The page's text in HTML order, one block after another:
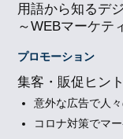
用語から知るデ
～WEBマーケテ
プロモーション
集客・販促ヒン
意外な広告で人
コロナ対策でマ